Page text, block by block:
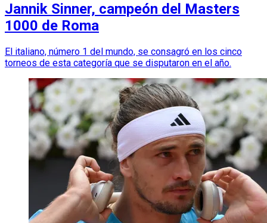
Jannik Sinner, campeón del Masters
1000 de Roma
El italiano, número 1 del mundo, se consagró en los cinco
torneos de esta categoría que se disputaron en el año.